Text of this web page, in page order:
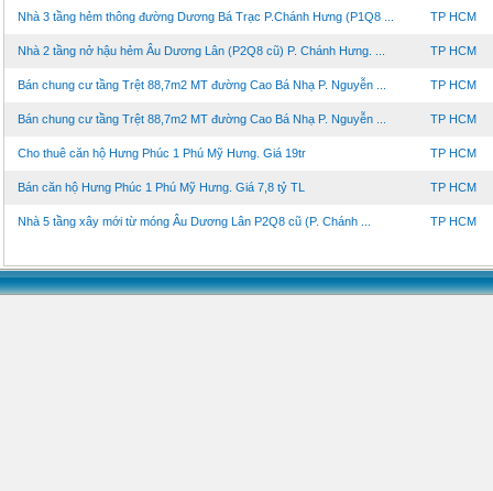
Nhà 3 tầng hẻm thông đường Dương Bá Trạc P.Chánh Hưng (P1Q8 ... TP HCM
Nhà 2 tầng nở hậu hẻm Âu Dương Lân (P2Q8 cũ) P. Chánh Hưng. ... TP HCM
Bán chung cư tầng Trệt 88,7m2 MT đường Cao Bá Nhạ P. Nguyễn ... TP HCM
Bán chung cư tầng Trệt 88,7m2 MT đường Cao Bá Nhạ P. Nguyễn ... TP HCM
Cho thuê căn hộ Hưng Phúc 1 Phú Mỹ Hưng. Giá 19tr TP HCM
Bán căn hộ Hưng Phúc 1 Phú Mỹ Hưng. Giá 7,8 tỷ TL TP HCM
Nhà 5 tầng xây mới từ móng Âu Dương Lân P2Q8 cũ (P. Chánh ... TP HCM